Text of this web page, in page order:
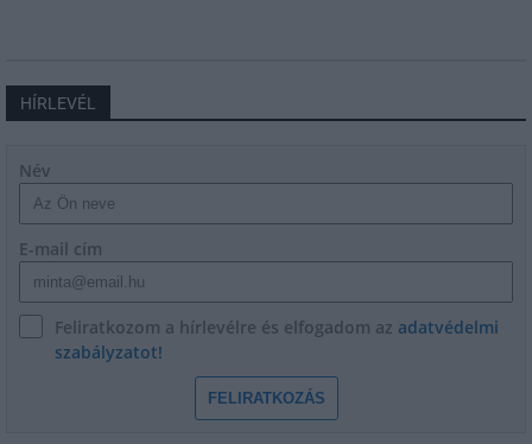
HÍRLEVÉL
Név
E-mail cím
Feliratkozom a hírlevélre és elfogadom az adatvédelmi
szabályzatot!
FELIRATKOZÁS